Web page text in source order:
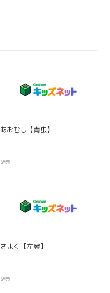
あおむし【青虫】
辞典
さよく【左翼】
辞典